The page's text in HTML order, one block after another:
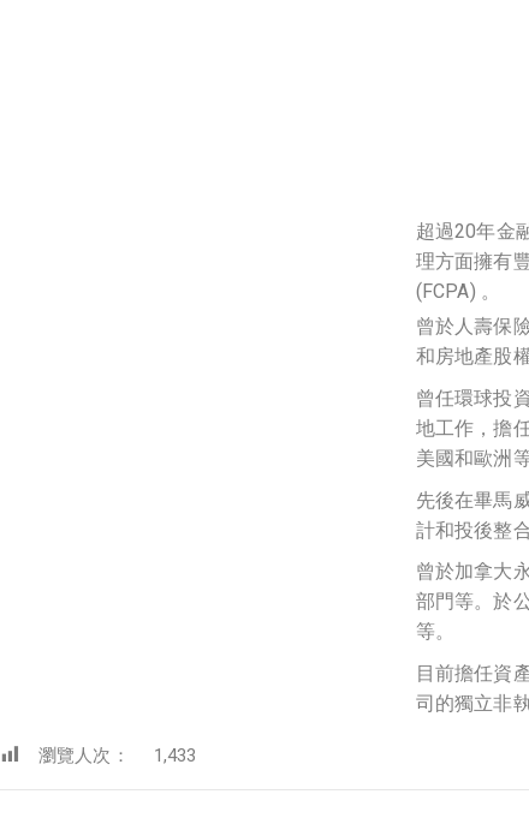
超過20年金
理方面擁有
(FCPA) 。
曾於人壽保
和房地產股
曾任環球投
地工作 ，擔
美國和歐洲
先後在畢馬
計和投後整
曾於加拿大
部門等。於
等。
目前擔任資
司的獨立非
瀏覽人次： 1,433